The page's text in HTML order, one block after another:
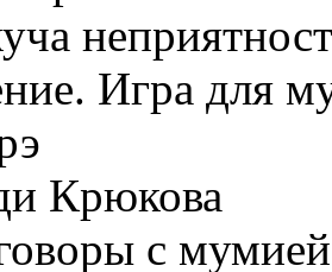
Игра для
Крюкова
с мумией